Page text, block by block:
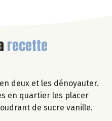
recette
deux et les dénoyauter.
en quartier les placer
de sucre vanille.